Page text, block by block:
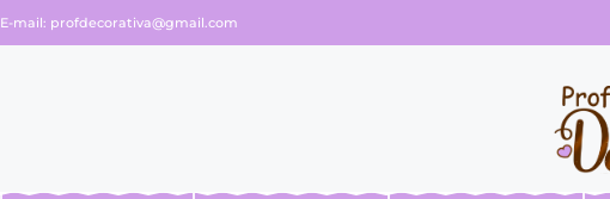
E-mail: profdecorativa@gmail.com